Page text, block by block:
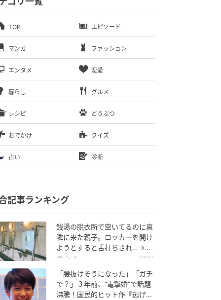
TOP エピソード
マンガ ファッション
エンタメ 恋愛
暮らし グルメ
レシピ どうぶつ
おでかけ クイズ
占い 診断
記事ランキング
銭湯の脱衣所で空いてるのに真
隣に来た親子。ロッカーを開け
ようとすると舌打ちされ…→直
後、娘の放った“純粋な一言”に
TRILL ニュース 2026.8.7
「腰抜けそうになった」「ガチ
で？」３年前、“電撃婚”で話題
沸騰！国民的ヒット作『逃げ